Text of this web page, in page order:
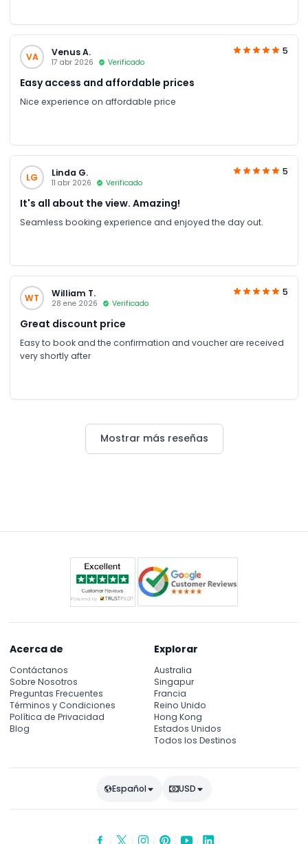
VA Venus A.
17 abr 2026 Verificado
5
Easy access and affordable prices
Nice experience on affordable price
LG Linda G.
11 abr 2026 Verificado
5
It's all about the view. Amazing!
Seamless booking experience and enjoyed the day out.
WT William T.
28 ene 2026 Verificado
5
Great discount price
Easy to book and the confirmation and voucher are received
very shortly after
Mostrar más reseñas
Acerca de
Contáctanos
Sobre Nosotros
Preguntas Frecuentes
Términos y Condiciones
Política de Privacidad
Blog
Explorar
Australia
Singapur
Francia
Reino Unido
Hong Kong
Estados Unidos
Todos los Destinos
Español USD